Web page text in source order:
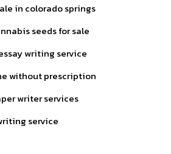
in colorado springs
seeds for sale
writing service
without prescription
writer services
service